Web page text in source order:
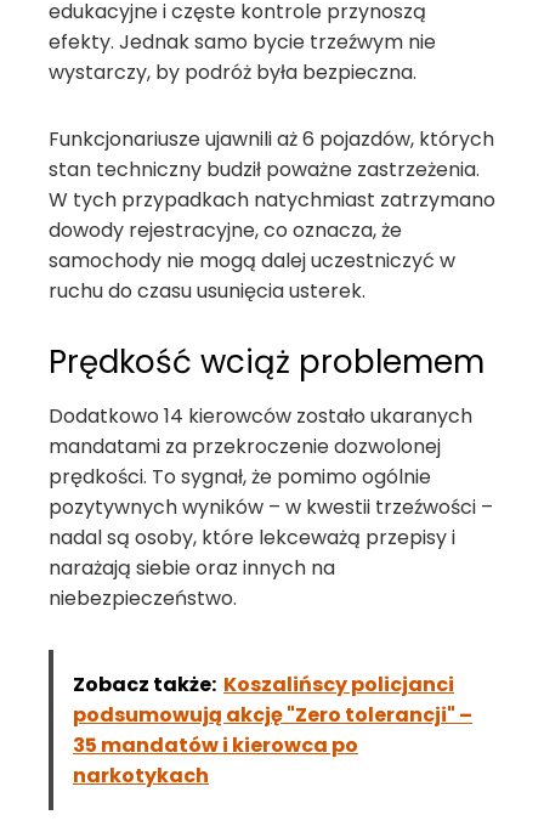
edukacyjne i częste kontrole przynoszą
efekty. Jednak samo bycie trzeźwym nie
wystarczy, by podróż była bezpieczna.
Funkcjonariusze ujawnili aż 6 pojazdów, których
stan techniczny budził poważne zastrzeżenia.
W tych przypadkach natychmiast zatrzymano
dowody rejestracyjne, co oznacza, że
samochody nie mogą dalej uczestniczyć w
ruchu do czasu usunięcia usterek.
Prędkość wciąż problemem
Dodatkowo 14 kierowców zostało ukaranych
mandatami za przekroczenie dozwolonej
prędkości. To sygnał, że pomimo ogólnie
pozytywnych wyników – w kwestii trzeźwości –
nadal są osoby, które lekceważą przepisy i
narażają siebie oraz innych na
niebezpieczeństwo.
Zobacz także: Koszalińscy policjanci
podsumowują akcję "Zero tolerancji" –
35 mandatów i kierowca po
narkotykach